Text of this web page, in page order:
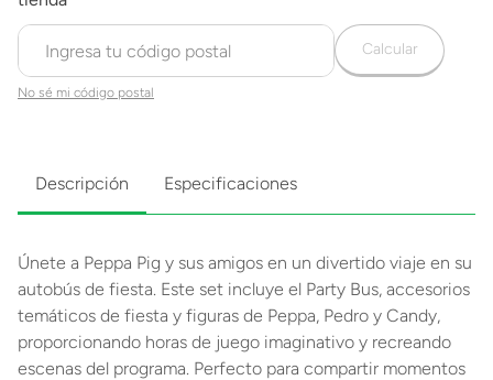
No sé mi código postal
Calcular
Descripción Especificaciones
Únete a Peppa Pig y sus amigos en un divertido viaje en su
autobús de fiesta. Este set incluye el Party Bus, accesorios
temáticos de fiesta y figuras de Peppa, Pedro y Candy,
proporcionando horas de juego imaginativo y recreando
escenas del programa. Perfecto para compartir momentos